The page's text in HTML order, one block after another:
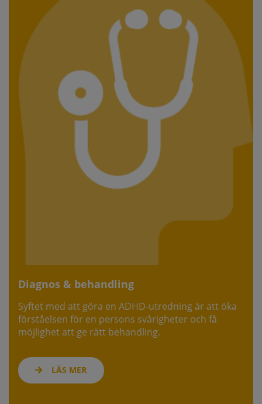
Diagnos & behandling
Syftet med att göra en ADHD-utredning är att öka
förståelsen för en persons svårigheter och få
möjlighet att ge rätt behandling.
LÄS MER